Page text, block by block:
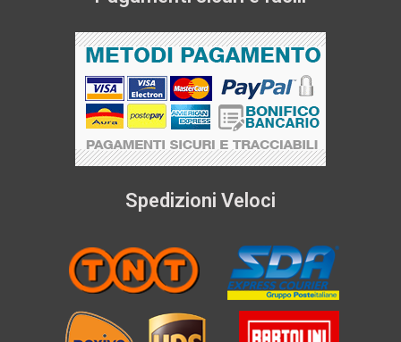
Spedizioni Veloci